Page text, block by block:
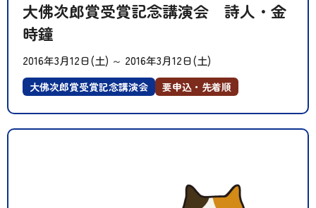
大佛次郎賞受賞記念講演会 詩人・金
時鐘
2016年3月12日(土) ～ 2016年3月12日(土)
大佛次郎賞受賞記念講演会 要申込・先着順